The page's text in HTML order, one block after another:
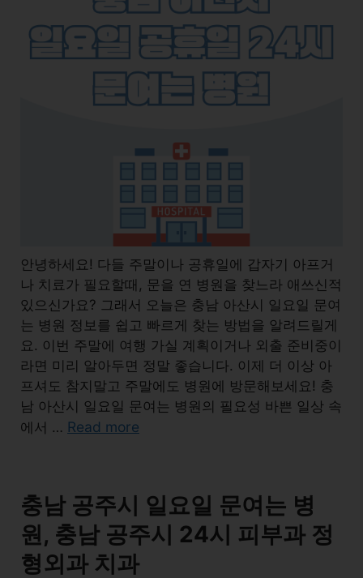
안녕하세요! 다들 주말이나 공휴일에 갑자기 아프거
나 치료가 필요할때, 문을 연 병원을 찾느라 애쓰신적
있으신가요? 그래서 오늘은 충남 아산시 일요일 문여
는 병원 정보를 쉽고 빠르게 찾는 방법을 알려드릴게
요. 이번 주말에 여행 가실 계획이거나 외출 준비중이
라면 미리 알아두면 정말 좋습니다. 이제 더 이상 아
프셔도 참지말고 주말에도 병원에 방문해보세요! 충
남 아산시 일요일 문여는 병원의 필요성 바쁜 일상 속
에서 … Read more
충남 공주시 일요일 문여는 병
원, 충남 공주시 24시 피부과 정
형외과 치과